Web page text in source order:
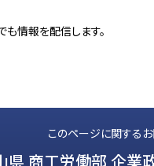
情報を配信します。
このページに関する
県 商工労働部 企業